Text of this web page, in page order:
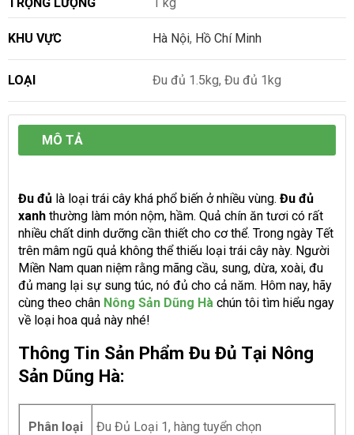
KHU VỰC Hà Nội, Hồ Chí Minh
LOẠI Đu đủ 1.5kg, Đu đủ 1kg
MÔ TẢ
Đu đủ là loại trái cây khá phổ biến ở nhiều vùng. Đu đủ
xanh thường làm món nộm, hầm. Quả chín ăn tươi có rất
nhiều chất dinh dưỡng cần thiết cho cơ thể. Trong ngày Tết
trên mâm ngũ quả không thể thiếu loại trái cây này. Người
Miền Nam quan niệm rằng mãng cầu, sung, dừa, xoài, đu
đủ mang lại sự sung túc, nó đủ cho cả năm. Hôm nay, hãy
cùng theo chân Nông Sản Dũng Hà chún tôi tìm hiểu ngay
về loại hoa quả này nhé!
Thông Tin Sản Phẩm Đu Đủ Tại Nông
Sản Dũng Hà:
Phân loại Đu Đủ Loại 1, hàng tuyển chọn